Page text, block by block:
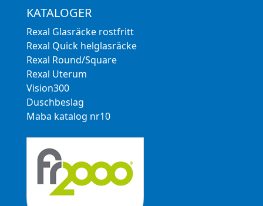
KATALOGER
Rexal Glasräcke rostfritt
Rexal Quick helglasräcke
Rexal Round/Square
Rexal Uterum
Vision300
Duschbeslag
Maba katalog nr10